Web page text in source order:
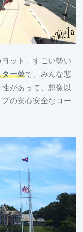
ット、すごい勢い
ター並で、みんな悲
があって、想像以
の安心安全なコー